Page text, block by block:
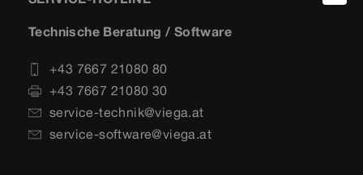
Technische Beratung / Software
+43 7667 21080 80
+43 7667 21080 30
service-technik@viega.at
service-software@viega.at